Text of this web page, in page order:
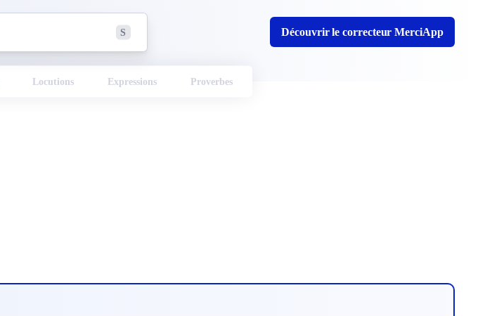
S Découvrir le correcteur MerciApp
Locutions Expressions Proverbes